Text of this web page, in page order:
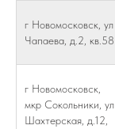
г Новомосковск, ул
Чапаева, д.2, кв.58
г Новомосковск,
мкр Сокольники, ул
Шахтерская, д.12,